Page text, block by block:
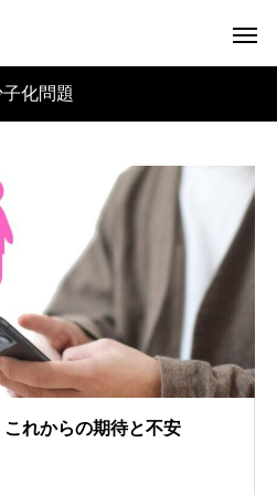
子化問題
れからの期待と不安